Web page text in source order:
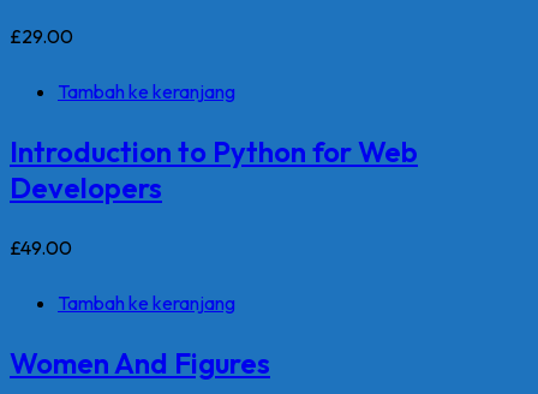
£29.00
Tambah ke keranjang
Introduction to Python for Web
Developers
£49.00
Tambah ke keranjang
Women And Figures